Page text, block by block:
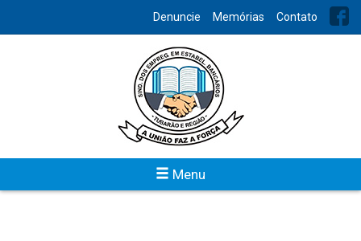
Denuncie Memórias Contato
Menu